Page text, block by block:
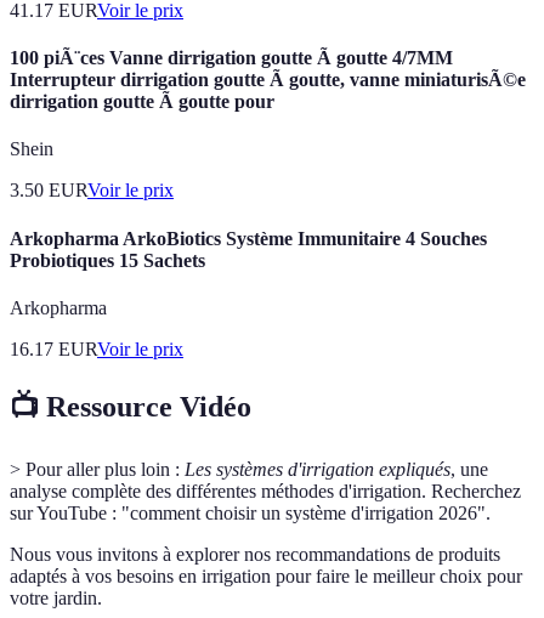
41.17 EURVoir le prix
100 piÃ¨ces Vanne dirrigation goutte Ã goutte 4/7MM
Interrupteur dirrigation goutte Ã goutte, vanne miniaturisÃ©e
dirrigation goutte Ã goutte pour
Shein
3.50 EURVoir le prix
Arkopharma ArkoBiotics Système Immunitaire 4 Souches
Probiotiques 15 Sachets
Arkopharma
16.17 EURVoir le prix
📺 Ressource Vidéo
> Pour aller plus loin : Les systèmes d'irrigation expliqués, une
analyse complète des différentes méthodes d'irrigation. Recherchez
sur YouTube : "comment choisir un système d'irrigation 2026".
Nous vous invitons à explorer nos recommandations de produits
adaptés à vos besoins en irrigation pour faire le meilleur choix pour
votre jardin.